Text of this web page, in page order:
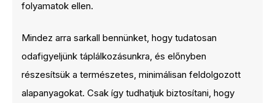
folyamatok ellen.
Mindez arra sarkall bennünket, hogy tudatosan
odafigyeljünk táplálkozásunkra, és előnyben
részesítsük a természetes, minimálisan feldolgozott
alapanyagokat. Csak így tudhatjuk biztosítani, hogy